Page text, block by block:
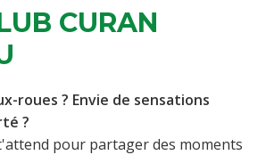
CURAN
roues ? Envie de sensations
?
pour partager des moments